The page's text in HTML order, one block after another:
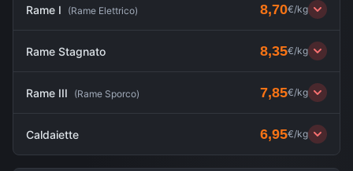
Rame I (Rame Elettrico) 8,70€/kg
Rame Stagnato 8,35€/kg
Rame III (Rame Sporco) 7,85€/kg
Caldaiette 6,95€/kg